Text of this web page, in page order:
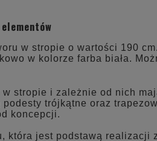
w stropie o wartości 190
w kolorze farba biała.
stropie i zależnie od nich
trójkątne oraz
koncepcji.
która jest podstawą